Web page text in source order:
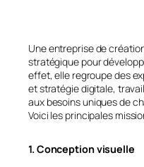
Une entreprise de
stratégique pour
effet, elle regroupe des
et stratégie digitale,
aux besoins uniques de
Voici les principales
1. Conception visuelle